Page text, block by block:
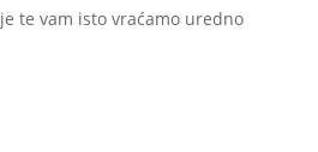
te vam isto vraćamo uredno